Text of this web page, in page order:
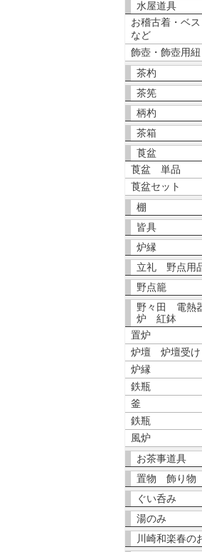
水屋道具
お稽古着・ベ
など
飾壺・飾壺用紐
茶杓
茶筅
柄杓
茶箱
莨盆
莨盆 単品
莨盆セット
棚
皆具
炉縁
立礼 野点用
野点籠
野々田 電
炉 紅鉢
置炉
炉壇 炉壇受け
炉縁
鉄瓶
釜
鉄瓶
風炉
お茶事道具
置物 飾り物
ぐい呑み
湯のみ
川崎和楽春の